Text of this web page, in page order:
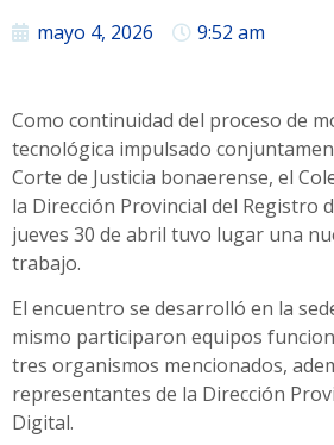
mayo 4, 2026 9:52 am
Como continuidad del proceso de
tecnológica impulsado
Corte de Justicia bonaerense, el
la Dirección Provincial del Registro
jueves 30 de abril tuvo lugar una
trabajo.
El encuentro se desarrolló en la
mismo participaron equipos
tres organismos mencionados,
representantes de la Dirección
Digital.